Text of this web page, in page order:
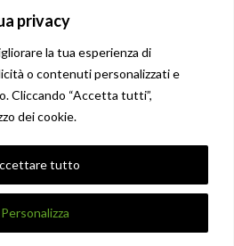
privacy
la tua esperienza di
o contenuti personalizzati e
Cliccando “Accetta tutti”,
dei cookie.
Personalizza
tutto